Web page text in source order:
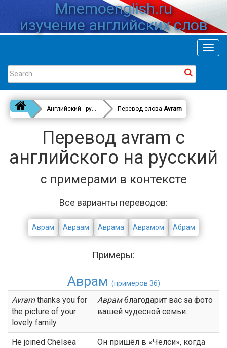
Mnemoenglish.ru
изучение английских слов
Английский - русский Перевод слова Avram
Перевод avram с
английского на русский
с примерами в контексте
Все варианты переводов:
Аврам Авраам Аврама Аврамом Абрам
Примеры:
Аврам (примеров 36)
Avramthanks you for
the picture of your
lovely family.
Аврамблагодарит вас за фото
вашей чудесной семьи.
He joined Chelsea
Он пришёл в «Челси», когда